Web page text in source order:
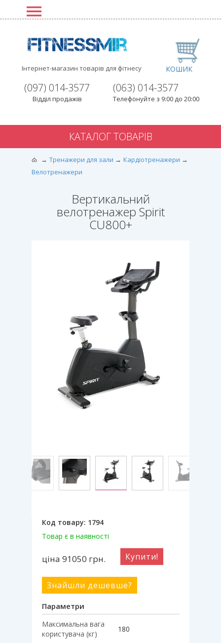
Інтернет-магазин товарів для фітнесу
(063) 014-3577
Телефонуйте з 9:00 до 20:00
(097) 014-3577
Відділ продажів
КОШИК
КАТАЛОГ ТОВАРІВ
Тренажери для зали
Кардіотренажери
Велотренажери
Вертикальний
велотренажер Spirit
CU800+
Код товару: 1794
Товар є в наявності
ціна 91050 грн. Купити!
Знайшли дешевше?
Параметри
Максимальна вага
користувача (кг)
180